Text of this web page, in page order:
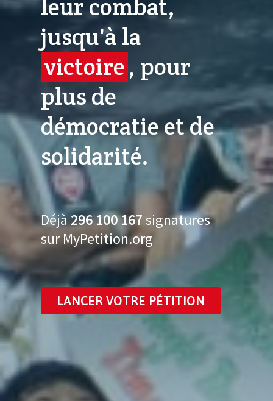
leur combat,
jusqu'à la
victoire, pour
plus de
démocratie et de
solidarité.
Déjà296 100 178signatures
sur MyPetition.org
LANCER VOTRE PÉTITION